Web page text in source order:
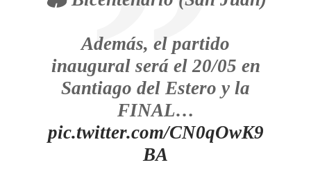
Además, el partido
inaugural será el 20/05 en
Santiago del Estero y la
FINAL…
pic.twitter.com/CN0qOwK9
BA